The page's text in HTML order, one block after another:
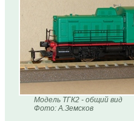
Модель ТГК2 - общий вид
Фото: А.Земсков